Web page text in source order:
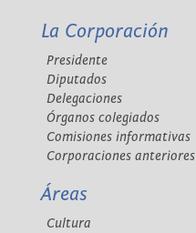
La Corporación
Presidente
Diputados
Delegaciones
Órganos colegiados
Comisiones informativas
Corporaciones anteriores
Áreas
Cultura